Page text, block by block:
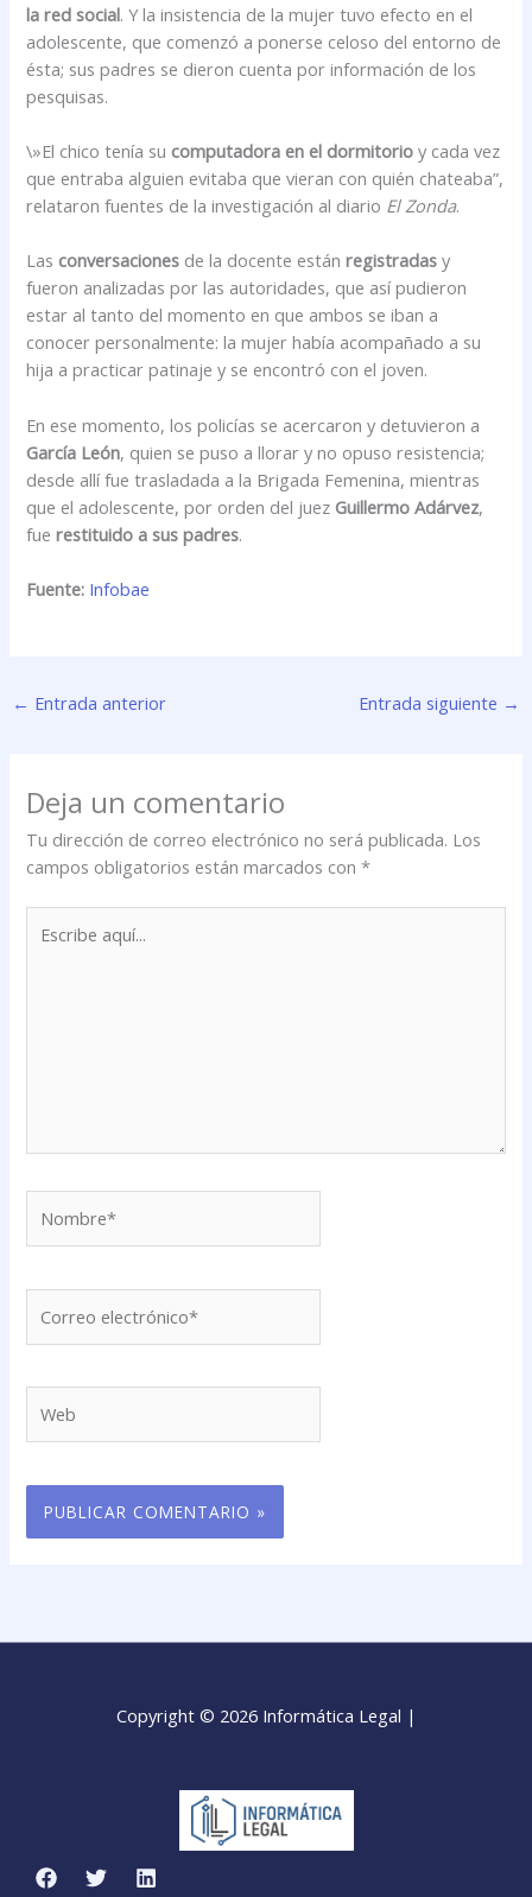
la red social. Y la insistencia de la mujer tuvo efecto en el
adolescente, que comenzó a ponerse celoso del entorno de
ésta; sus padres se dieron cuenta por información de los
pesquisas.
\»El chico tenía su computadora en el dormitorio y cada vez
que entraba alguien evitaba que vieran con quién chateaba”,
relataron fuentes de la investigación al diario El Zonda.
Las conversaciones de la docente estánregistradas y
fueron analizadas por las autoridades, que así pudieron
estar al tanto del momento en que ambos se iban a
conocer personalmente: la mujer había acompañado a su
hija a practicar patinaje y se encontró con el joven.
En ese momento, los policías se acercaron y detuvieron a
García León, quien se puso a llorar y no opuso resistencia;
desde allí fue trasladada a la Brigada Femenina, mientras
que el adolescente, por orden del juez Guillermo Adárvez,
fue restituido a sus padres.
Fuente: Infobae
← Entrada anterior Entrada siguiente →
Deja un comentario
Tu dirección de correo electrónico no será publicada. Los
campos obligatorios están marcados con*
aquí...
electrónico*
Copyright © 2026 Informática Legal |